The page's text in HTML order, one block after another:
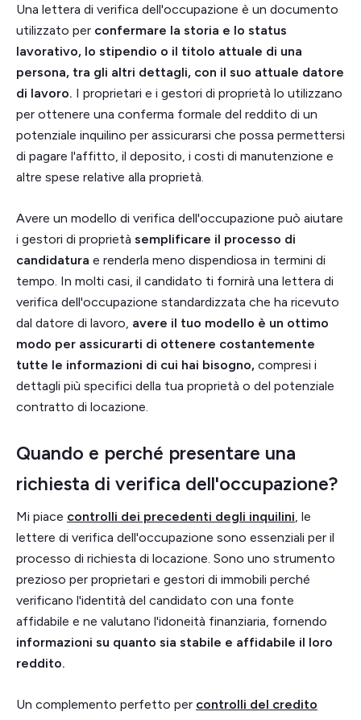
Una lettera di verifica dell'occupazione è un documento
utilizzato per confermare la storia e lo status
lavorativo, lo stipendio o il titolo attuale di una
persona, tra gli altri dettagli, con il suo attuale datore
di lavoro. I proprietari e i gestori di proprietà lo utilizzano
per ottenere una conferma formale del reddito di un
potenziale inquilino per assicurarsi che possa permettersi
di pagare l'affitto, il deposito, i costi di manutenzione e
altre spese relative alla proprietà.
Avere un modello di verifica dell'occupazione può aiutare
i gestori di proprietà semplificare il processo di
candidatura e renderla meno dispendiosa in termini di
tempo. In molti casi, il candidato ti fornirà una lettera di
verifica dell'occupazione standardizzata che ha ricevuto
dal datore di lavoro, avere il tuo modello è un ottimo
modo per assicurarti di ottenere costantemente
tutte le informazioni di cui hai bisogno, compresi i
dettagli più specifici della tua proprietà o del potenziale
contratto di locazione.
Quando e perché presentare una
richiesta di verifica dell'occupazione?
Mi piace controlli dei precedenti degli inquilini , le
lettere di verifica dell'occupazione sono essenziali per il
processo di richiesta di locazione. Sono uno strumento
prezioso per proprietari e gestori di immobili perché
verificano l'identità del candidato con una fonte
affidabile e ne valutano l'idoneità finanziaria, fornendo
informazioni su quanto sia stabile e affidabile il loro
reddito.
Un complemento perfetto per controlli del credito